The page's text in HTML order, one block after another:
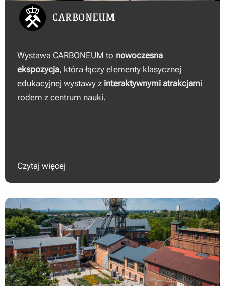
CARBONEUM
Wystawa CARBONEUM to nowoczesna
ekspozycja, która łączy elementy klasycznej
edukacyjnej wystawy z interaktywnymi atrakcjami
rodem z centrum nauki.
Czytaj więcej